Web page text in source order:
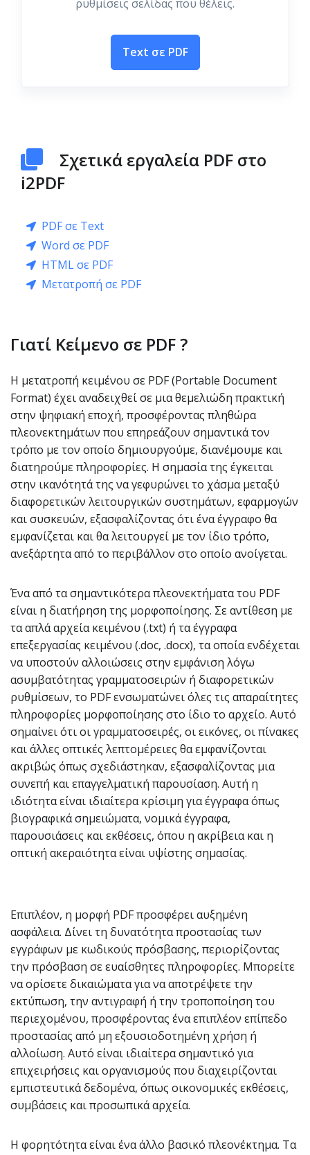
ρυθμίσεις σελίδας που θέλεις.
Text σε PDF
Σχετικά εργαλεία PDF στο
i2PDF
PDF σε Text
Word σε PDF
HTML σε PDF
Μετατροπή σε PDF
Γιατί Κείμενο σε PDF ?
Η μετατροπή κειμένου σε PDF (Portable Document
Format) έχει αναδειχθεί σε μια θεμελιώδη πρακτική
στην ψηφιακή εποχή, προσφέροντας πληθώρα
πλεονεκτημάτων που επηρεάζουν σημαντικά τον
τρόπο με τον οποίο δημιουργούμε, διανέμουμε και
διατηρούμε πληροφορίες. Η σημασία της έγκειται
στην ικανότητά της να γεφυρώνει το χάσμα μεταξύ
διαφορετικών λειτουργικών συστημάτων, εφαρμογών
και συσκευών, εξασφαλίζοντας ότι ένα έγγραφο θα
εμφανίζεται και θα λειτουργεί με τον ίδιο τρόπο,
ανεξάρτητα από το περιβάλλον στο οποίο ανοίγεται.
Ένα από τα σημαντικότερα πλεονεκτήματα του PDF
είναι η διατήρηση της μορφοποίησης. Σε αντίθεση με
τα απλά αρχεία κειμένου (.txt) ή τα έγγραφα
επεξεργασίας κειμένου (.doc, .docx), τα οποία ενδέχεται
να υποστούν αλλοιώσεις στην εμφάνιση λόγω
ασυμβατότητας γραμματοσειρών ή διαφορετικών
ρυθμίσεων, το PDF ενσωματώνει όλες τις απαραίτητες
πληροφορίες μορφοποίησης στο ίδιο το αρχείο. Αυτό
σημαίνει ότι οι γραμματοσειρές, οι εικόνες, οι πίνακες
και άλλες οπτικές λεπτομέρειες θα εμφανίζονται
ακριβώς όπως σχεδιάστηκαν, εξασφαλίζοντας μια
συνεπή και επαγγελματική παρουσίαση. Αυτή η
ιδιότητα είναι ιδιαίτερα κρίσιμη για έγγραφα όπως
βιογραφικά σημειώματα, νομικά έγγραφα,
παρουσιάσεις και εκθέσεις, όπου η ακρίβεια και η
οπτική ακεραιότητα είναι υψίστης σημασίας.
Επιπλέον, η μορφή PDF προσφέρει αυξημένη
ασφάλεια. Δίνει τη δυνατότητα προστασίας των
εγγράφων με κωδικούς πρόσβασης, περιορίζοντας
την πρόσβαση σε ευαίσθητες πληροφορίες. Μπορείτε
να ορίσετε δικαιώματα για να αποτρέψετε την
εκτύπωση, την αντιγραφή ή την τροποποίηση του
περιεχομένου, προσφέροντας ένα επιπλέον επίπεδο
προστασίας από μη εξουσιοδοτημένη χρήση ή
αλλοίωση. Αυτό είναι ιδιαίτερα σημαντικό για
επιχειρήσεις και οργανισμούς που διαχειρίζονται
εμπιστευτικά δεδομένα, όπως οικονομικές εκθέσεις,
συμβάσεις και προσωπικά αρχεία.
Η φορητότητα είναι ένα άλλο βασικό πλεονέκτημα. Τα